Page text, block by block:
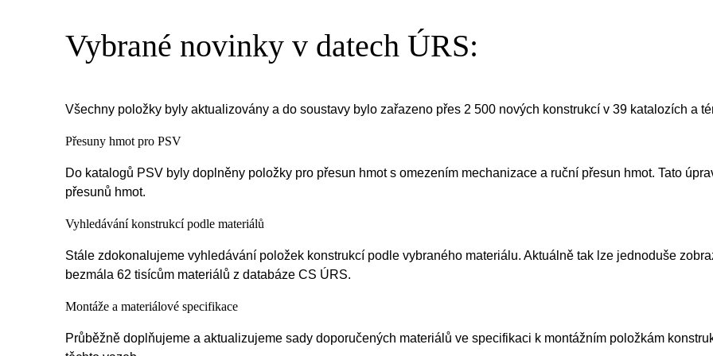
Vybrané novinky v datech ÚRS:
Všechny položky byly aktualizovány a do soustavy bylo zařazeno přes 2 500 nových konstrukcí v 39 katalozích a
Přesuny hmot pro PSV
Do katalogů PSV byly doplněny položky pro přesun hmot s omezením mechanizace a ruční přesun hmot. Tato
přesunů hmot.
Vyhledávání konstrukcí podle materiálů
Stále zdokonalujeme vyhledávání položek konstrukcí podle vybraného materiálu. Aktuálně tak lze jednoduše
bezmála 62 tisícům materiálů z databáze CS ÚRS.
Montáže a materiálové specifikace
Průběžně doplňujeme a aktualizujeme sady doporučených materiálů ve specifikaci k montážním položkám